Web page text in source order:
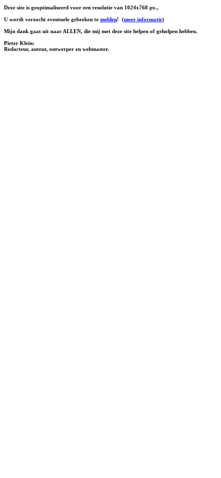
Deze site is geoptimaliseerd voor een resolutie van 1024x768 px.,
U wordt verzocht eventuele gebreken te melden! (meer informatie)
Mijn dank gaat uit naar ALLEN, die mij met deze site helpen of geholpen hebben.
Pieter Klein:
Redacteur, auteur, ontwerper en webmaster.